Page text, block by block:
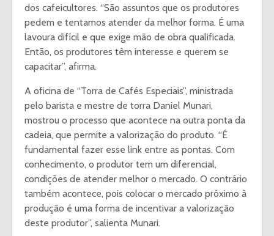
dos cafeicultores. “São assuntos que os produtores
pedem e tentamos atender da melhor forma. É uma
lavoura difícil e que exige mão de obra qualificada.
Então, os produtores têm interesse e querem se
capacitar”, afirma.
A oficina de “Torra de Cafés Especiais”, ministrada
pelo barista e mestre de torra Daniel Munari,
mostrou o processo que acontece na outra ponta da
cadeia, que permite a valorização do produto. “É
fundamental fazer esse link entre as pontas. Com
conhecimento, o produtor tem um diferencial,
condições de atender melhor o mercado. O contrário
também acontece, pois colocar o mercado próximo à
produção é uma forma de incentivar a valorização
deste produtor”, salienta Munari.